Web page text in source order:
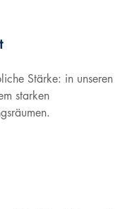
Stärke: in unseren
starken